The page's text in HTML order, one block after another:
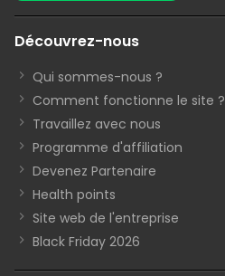
Découvrez-nous
Qui sommes-nous ?
Comment fonctionne le site ?
Travaillez avec nous
Programme d'affiliation
Devenez Partenaire
Health points
Site web de l'entreprise
Black Friday 2026